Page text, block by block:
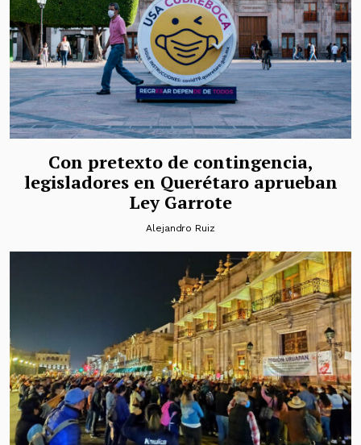
Con pretexto de contingencia,
legisladores en Querétaro aprueban
Ley Garrote
Alejandro Ruiz